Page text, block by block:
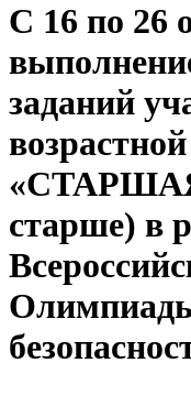
С 16 по 26
заданий
старше) в